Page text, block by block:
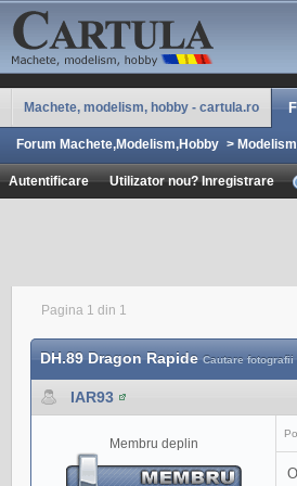
Machete, modelism, hobby - cartula.ro
Forum Machete,Modelism,Hobby > Modelism
Autentificare Utilizator nou? Inregistrare
Pagina 1 din 1
DH.89 Dragon RapideCautare fotografii
IAR93
Membru deplin